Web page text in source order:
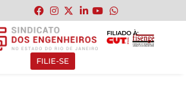
FILIADO À:
FILIE-SE